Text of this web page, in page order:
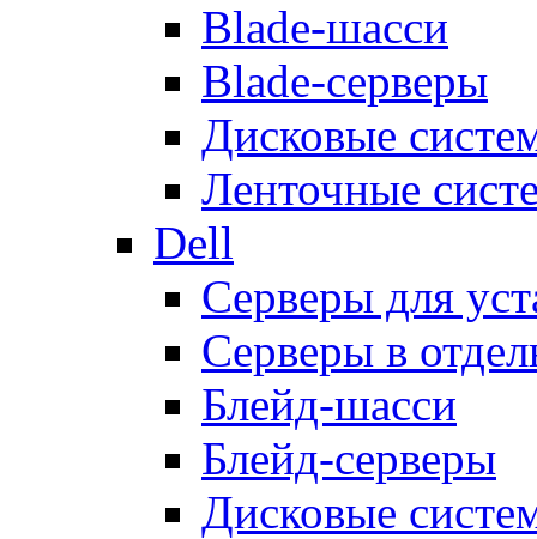
Blade-шасси
Blade-серверы
Дисковые
Ленточные
Dell
Серверы для
Серверы в
Блейд-шасси
Блейд-серверы
Дисковые